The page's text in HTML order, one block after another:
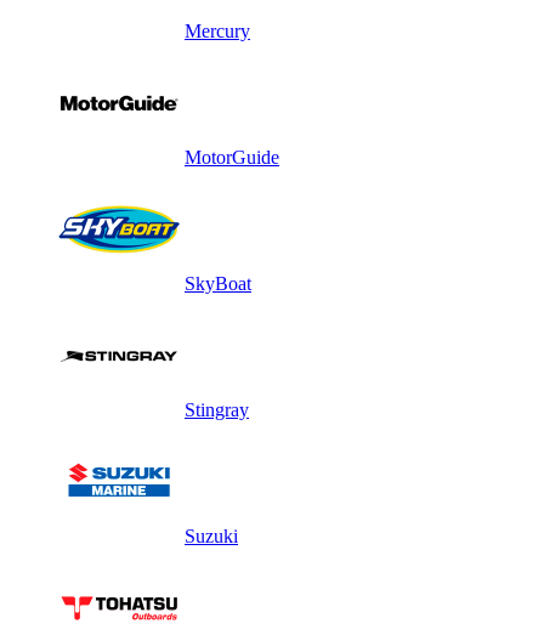
Mercury
MotorGuide
SkyBoat
Stingray
Suzuki